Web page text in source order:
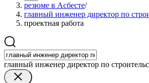
резюме в Асбесте/
главный инженер директор по
проектная работа
главный инженер директор по